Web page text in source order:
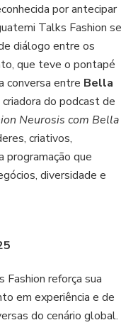
por antecipar
Talks Fashion se
diálogo entre os
que teve o pontapé
conversa entre Bella
do podcast de
Neurosis com Bella
criativos,
programação que
diversidade e
Fashion reforça sua
em experiência e de
do cenário global.